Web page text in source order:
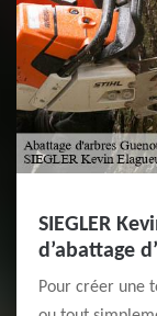
SIEGLER
d’abattage
Pour créer une